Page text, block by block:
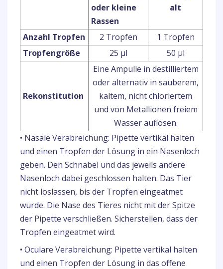
oder kleine
Rassen
alt
Anzahl Tropfen 2 Tropfen
1 Tropfen
Tropfengröße
25 µl 50 µl
Rekonstitution
Eine Ampulle in destilliertem
oder alternativ in sauberem,
kaltem, nicht chloriertem
und von Metallionen freiem
Wasser auflösen.
• Nasale Verabreichung: Pipette vertikal halten
und einen Tropfen der Lösung in ein Nasenloch
geben. Den Schnabel und das jeweils andere
Nasenloch dabei geschlossen halten. Das Tier
nicht loslassen, bis der Tropfen eingeatmet
wurde. Die Nase des Tieres nicht mit der Spitze
der Pipette verschließen. Sicherstellen, dass der
Tropfen eingeatmet wird.
• Oculare Verabreichung: Pipette vertikal halten
und einen Tropfen der Lösung in das offene